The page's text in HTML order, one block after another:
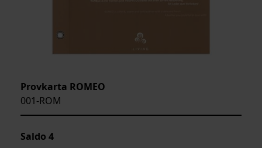
Provkarta ROMEO
001-ROM
Saldo 4